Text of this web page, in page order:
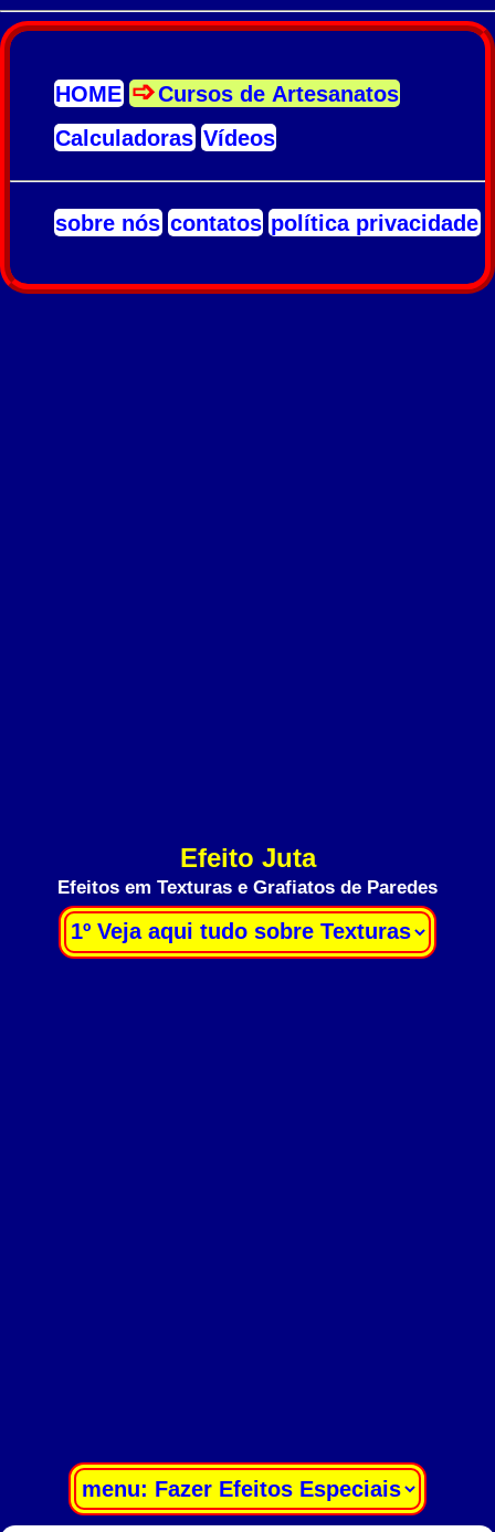
HOME
Cursos de Artesanatos
Calculadoras Vídeos
sobre nós contatos política privacidade
Efeito Juta
Efeitos em Texturas e Grafiatos de Paredes